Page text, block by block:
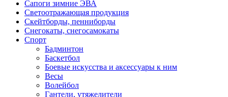
Сапоги зимние ЭВА
Светоотражающая продукция
Скейтборды, пенниборды
Снегокаты, снегосамокаты
Спорт
Бадминтон
Баскетбол
Боевые искусства и аксессуары к ним
Весы
Волейбол
Гантели, утяжелители